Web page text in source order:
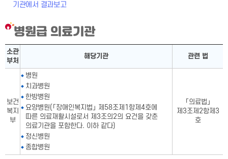
기관에서 결과보고
병원급 의료기관
병원급 의료기관표-소관 부처,해당기관, 관련 법으로 구성
소관
부처
해당기관 관련 법
보건
복지
부
병원
치과병원
한방병원
요양병원(「장애인복지법」 제58조제1항제4호에
따른 의료재활시설로서 제3조의2의 요건을 갖춘
의료기관을 포함한다. 이하 같다)
정신병원
종합병원
「의료법」
제3조제2항제3
호